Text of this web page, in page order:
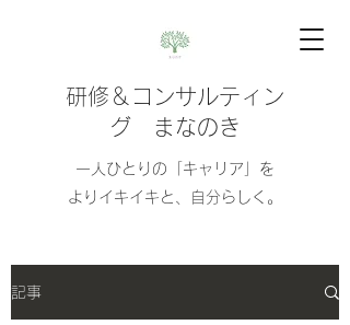
研修＆コンサルティン
グ まなのき
​​一人ひとりの「キャリア」を
よりイキイキと、自分らしく。
記事